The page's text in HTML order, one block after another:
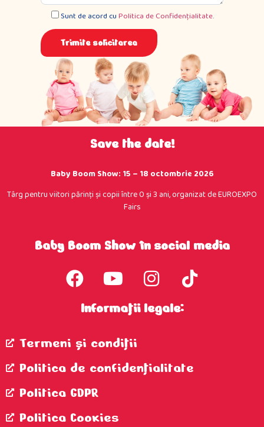
Sunt de acord cuPolitica de Confidențialitate.
Save the date!
Baby Boom Show: 15 – 18 octombrie 2026
Târg pentru viitori părinţi şi copii între 0 şi 3 ani, organizat de EUROEXPO
Fairs
Baby Boom Show în social media
Informații legale:
Termeni şi condiţii
Politica de confidenţialitate
Politica GDPR
Politica Cookies